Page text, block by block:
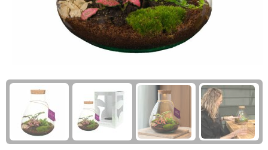
Laptophoezen & -tassen
Reistassen & Trolleys
Reistassen
Trolleys